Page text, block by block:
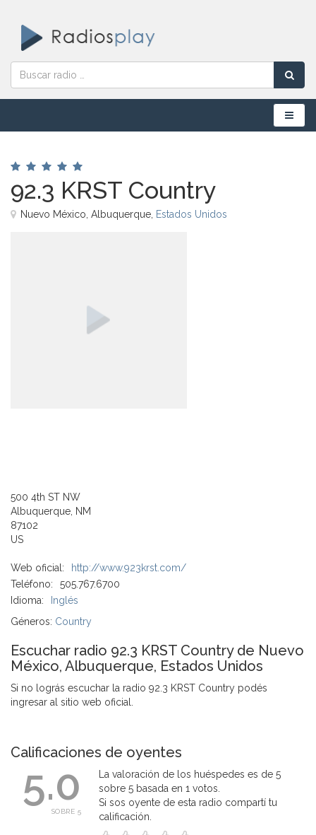
Menú
92.3 KRST Country
Nuevo México, Albuquerque, Estados Unidos
500 4th ST NW
Albuquerque, NM
87102
US
Web oficial:
http://www.923krst.com/
Teléfono:
505.767.6700
Idioma:
Inglés
Géneros: Country
Escuchar radio 92.3 KRST Country de Nuevo
México, Albuquerque, Estados Unidos
Si no lográs escuchar la radio 92.3 KRST Country podés
ingresar al sitio web oficial.
Calificaciones de oyentes
5.0
SOBRE 5
La valoración de los huéspedes es de 5
sobre 5 basada en 1 votos.
Si sos oyente de esta radio compartí tu
calificación.